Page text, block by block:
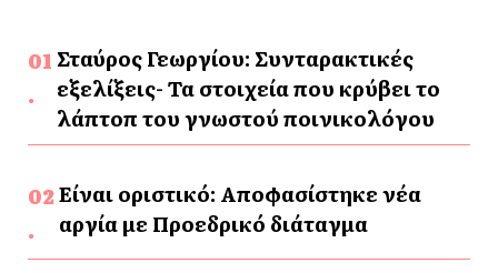
Σταύρος Γεωργίου: Συνταρακτικές
εξελίξεις- Τα στοιχεία που κρύβει το
λάπτοπ του γνωστού ποινικολόγου
Είναι οριστικό: Αποφασίστηκε νέα
αργία με Προεδρικό διάταγμα